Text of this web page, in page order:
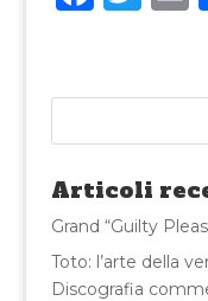
e
b
o
o
k
te
r
l
Articoli
Grand “Guilty
Toto: l’arte della
Discografia